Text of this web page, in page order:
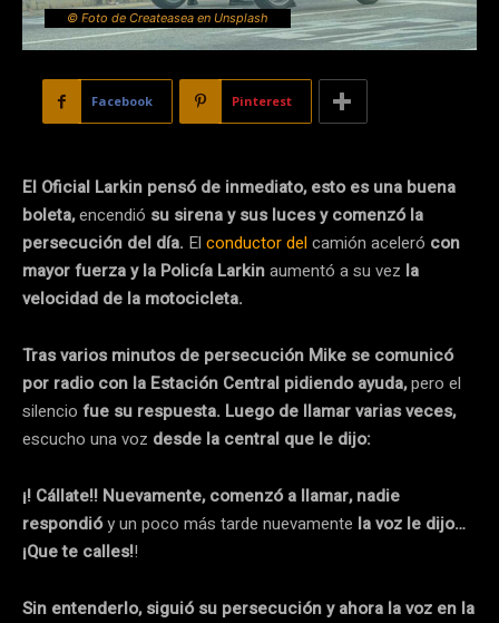
© Foto de Createasea en Unsplash
Facebook Pinterest
El Oficial Larkin pensó de inmediato, esto es una buena
boleta,encendió su sirena y sus luces y comenzó la
persecución del día. El conductor delcamión aceleró con
mayor fuerza y la Policía Larkinaumentó a su vez la
velocidad de la motocicleta.
Tras varios minutos de persecución Mike se comunicó
por radio con la Estación Central pidiendo ayuda,pero el
silencio fue su respuesta. Luego de llamar varias veces,
escucho una voz desde la central que le dijo:
¡! Cállate!! Nuevamente, comenzó a llamar, nadie
respondióy un poco más tarde nuevamente la voz le dijo…
¡Que te calles!!
Sin entenderlo, siguió su persecución y ahora la voz en la